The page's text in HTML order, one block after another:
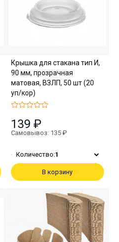
Крышка для стакана тип И,
90 мм, прозрачная
матовая, ВЗЛП, 50 шт (20
уп/кор)
139 ₽
Самовывоз: 135 ₽
Количество:1
В корзину